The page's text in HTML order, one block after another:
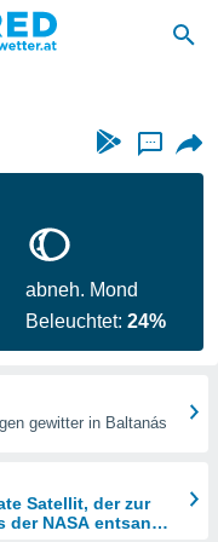
...
abneh. Mond
Beleuchtet:24%
gewitter in Baltanás
Satellit, der zur
der NASA entsandt